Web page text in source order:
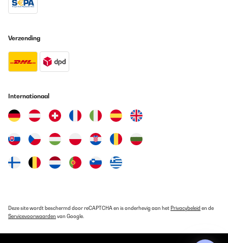
Verzending
Internationaal
Deze site wordt beschermd door reCAPTCHA en is onderhevig aan het Privacybeleid en de
Servicevoorwaarden van Google.